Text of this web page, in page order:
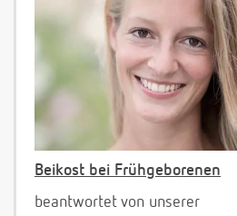
Beikost bei Frühgeborenen
beantwortet von unserer